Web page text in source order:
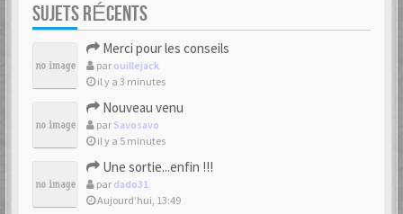
SUJETS RÉCENTS
Merci pour les conseils
par ouillejack
il y a 3 minutes
Nouveau venu
par Savosavo
il y a 5 minutes
Une sortie...enfin !!!
par dado31
Aujourd’hui, 13:49